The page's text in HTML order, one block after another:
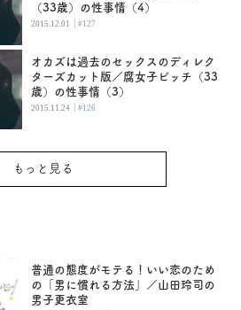
（33歳）の性事情（4）
2015.12.01 |#127
オカズは過去のセックスのディレク
ターズカット版／腐女子ビッチ（33
歳）の性事情（3）
2015.11.24 |#126
もっと見る
普通の態度がモテる！いい恋のため
の「男に慣れる方法」／山田玲司の
男子更衣室